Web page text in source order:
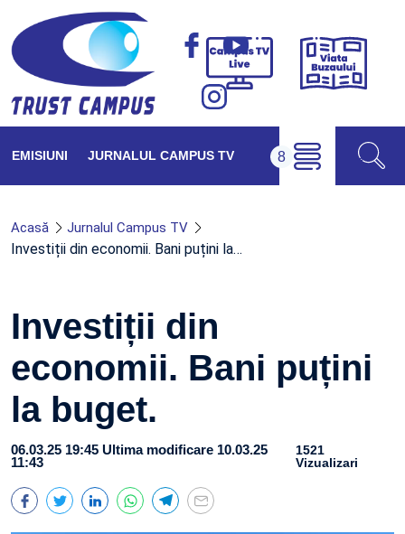
Campus
Viața
EMISIUNI JURNALUL CAMPUS TV
Acasă Jurnalul Campus TV
Investiții din economii. Bani puțini la…
Investiții din
economii. Bani puțini
la buget.
06.03.25 19:45 Ultima modificare 10.03.25
11:43
1521
Vizualizari